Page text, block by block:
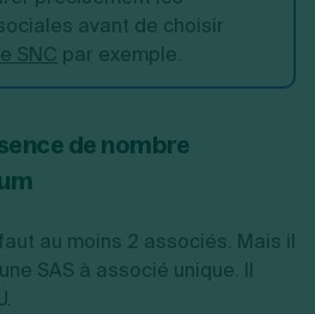
avant de choisir
SNC par exemple.
de nombre
au moins 2 associés. Mais il
SAS à associé unique. Il